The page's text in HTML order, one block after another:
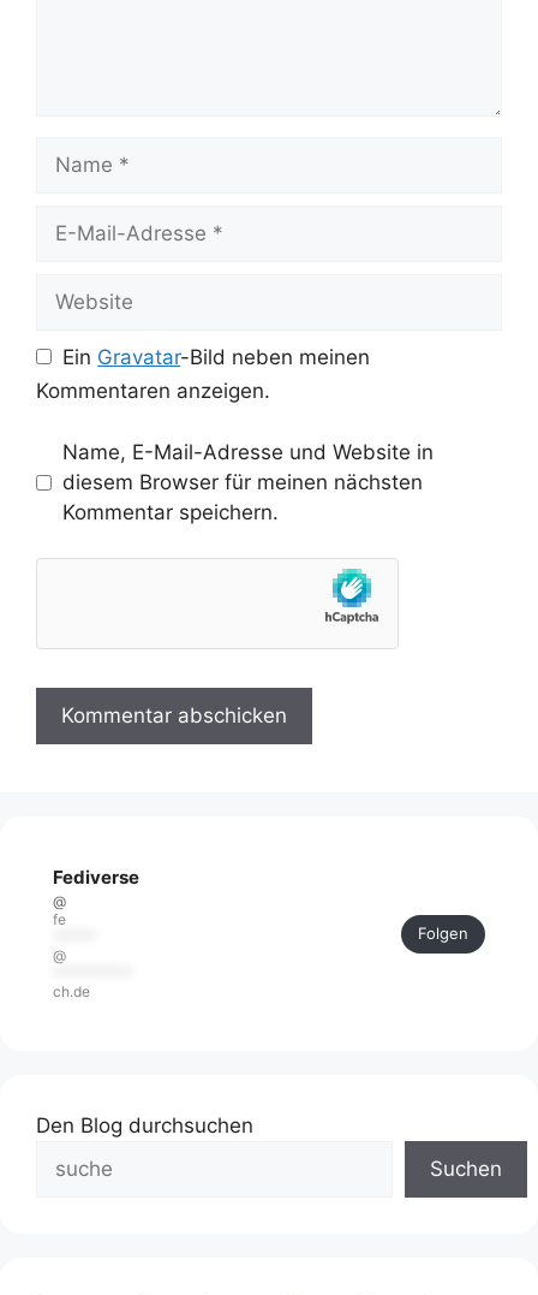
Name
Website
Ein Gravatar-Bild neben meinen
Kommentaren anzeigen.
Name, E-Mail-Adresse und Website in
diesem Browser für meinen nächsten
Kommentar speichern.
Fediverse
@
fe
@
ch.de
Folgen
Den Blog durchsuchen
Suchen